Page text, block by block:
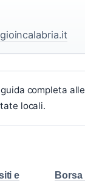
completa
locali.
e
Borsa